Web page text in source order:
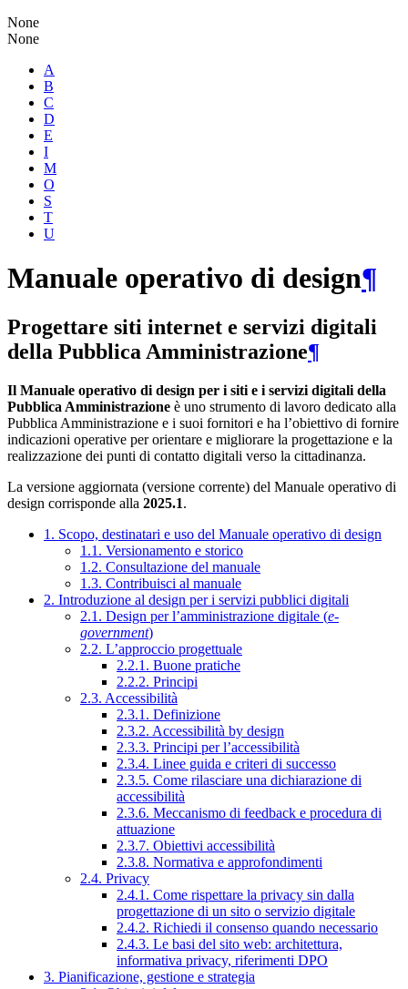
None
None
A
B
C
D
E
I
M
O
S
T
U
Manuale operativo di design¶
Progettare siti internet e servizi digitali
della Pubblica Amministrazione¶
Il Manuale operativo di design per i siti e i servizi digitali della
Pubblica Amministrazione è uno strumento di lavoro dedicato alla
Pubblica Amministrazione e i suoi fornitori e ha l’obiettivo di fornire
indicazioni operative per orientare e migliorare la progettazione e la
realizzazione dei punti di contatto digitali verso la cittadinanza.
La versione aggiornata (versione corrente) del Manuale operativo di
design corrisponde alla 2025.1.
1. Scopo, destinatari e uso del Manuale operativo di design
1.1. Versionamento e storico
1.2. Consultazione del manuale
1.3. Contribuisci al manuale
2. Introduzione al design per i servizi pubblici digitali
2.1. Design per l’amministrazione digitale (e-
government)
2.2. L’approccio progettuale
2.2.1. Buone pratiche
2.2.2. Principi
2.3. Accessibilità
2.3.1. Definizione
2.3.2. Accessibilità by design
2.3.3. Principi per l’accessibilità
2.3.4. Linee guida e criteri di successo
2.3.5. Come rilasciare una dichiarazione di
accessibilità
2.3.6. Meccanismo di feedback e procedura di
attuazione
2.3.7. Obiettivi accessibilità
2.3.8. Normativa e approfondimenti
2.4. Privacy
2.4.1. Come rispettare la privacy sin dalla
progettazione di un sito o servizio digitale
2.4.2. Richiedi il consenso quando necessario
2.4.3. Le basi del sito web: architettura,
informativa privacy, riferimenti DPO
3. Pianificazione, gestione e strategia